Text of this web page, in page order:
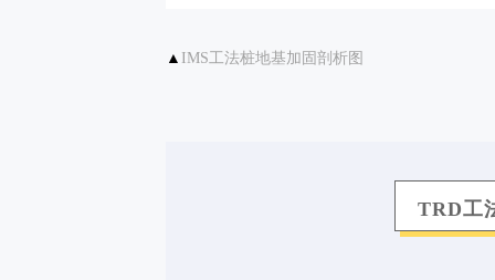
▲ IMS工法桩地基加固剖析图
TRD工